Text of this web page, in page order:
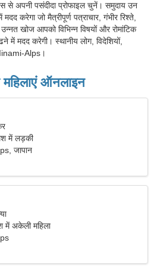
से अपनी पसंदीदा प्रोफाइल चुनें। समुदाय उन
करेगा जो मैत्रीपूर्ण पत्राचार, गंभीर रिश्ते,
खोज आपको विभिन्न विषयों और रोमांटिक
में मदद करेगी। स्थानीय लोग, विदेशियों,
Alps।
ऑनलाइन
में लड़की
जापान
में अकेली महिला